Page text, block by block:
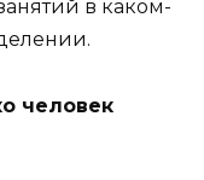
в каком-
человек